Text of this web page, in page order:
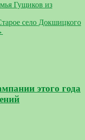
Гущиков из
село Докшицкого
этого года